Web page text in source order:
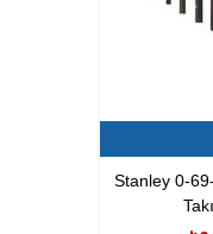
Stanley 0-